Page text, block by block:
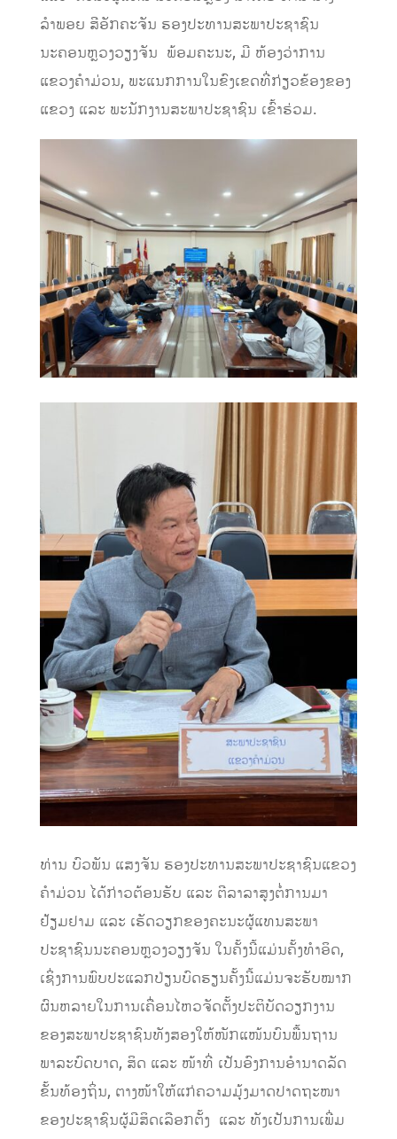
ລຳພອຍ ສີອັກຄະຈັນ ຮອງປະທານສະພາປະຊາຊົນ
ນະຄອນຫຼວງວຽງຈັນ ພ້ອມຄະນະ, ມີ ຫ້ອງວ່າການ
ແຂວງຄໍາມ່ວນ, ພະແນກການໃນຂົງເຂດທີ່ກ່ຽວຂ້ອງຂອງ
ແຂວງ ແລະ ພະນັກງານສະພາປະຊາຊົນ ເຂົ້າຮ່ວມ.
ທ່ານ ບົວພັນ ແສງຈັນ ຮອງປະທານສະພາປະຊາຊົນແຂວງ
ຄໍາມ່ວນ ໄດ້ກ່າວຕ້ອນຮັບ ແລະ ຕີລາລາສູງຕໍ່ການມາ
ຢ້ຽມຢາມ ແລະ ເຮັດວຽກຂອງຄະນະຜູ້ແທນສະພາ
ປະຊາຊົນນະຄອນຫຼວງວຽງຈັນ ໃນຄັ້ງນີ້ແມ່ນຄັ້ງທຳອິດ,
ເຊິ່ງການພົບປະແລກປ່ຽນບົດຮຽນຄັ້ງນີ້ແມ່ນຈະຮັບໝາກ
ຜົນຫລາຍໃນການເຄື່ອນໄຫວຈັດຕັ້ງປະຕິບັດວຽກງານ
ຂອງສະພາປະຊາຊົນທັງສອງໃຫ້ໜັກແໜ້ນບົນພື້ນຖານ
ພາລະບົດບາດ, ສິດ ແລະ ໜ້າທີ່ ເປັນອົງການອຳນາດລັດ
ຂັ້ນທ້ອງຖິ່ນ, ຕາງໜ້າໃຫ້ແກ່ຄວາມມຸ້ງມາດປາດຖະໜາ
ຂອງປະຊາຊົນຜູ້ມີສິດເລືອກຕັ້ງ ແລະ ທັງເປັນການເພີ່ມ